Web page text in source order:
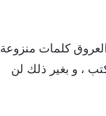
كلمات منزوعة
، و بغير ذلك لن